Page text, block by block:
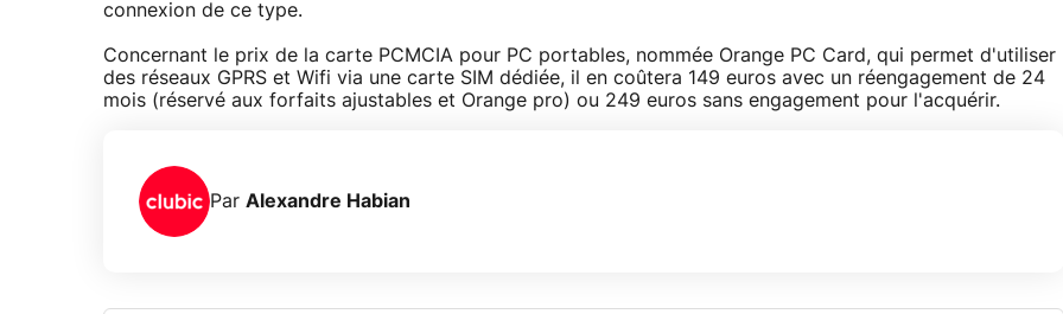
connexion de ce type.
Concernant le prix de la carte PCMCIA pour PC portables, nommée Orange PC Card, qui permet d'utiliser
des réseaux GPRS et Wifi via une carte SIM dédiée, il en coûtera 149 euros avec un réengagement de 24
mois (réservé aux forfaits ajustables et Orange pro) ou 249 euros sans engagement pour l'acquérir.
Par Alexandre Habian